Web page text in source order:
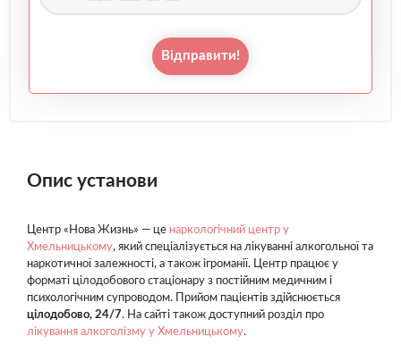
Відправити!
Опис установи
Центр «Нова Жизнь» — це наркологічний центр у
Хмельницькому, який спеціалізується на лікуванні алкогольної та
наркотичної залежності, а також ігроманії. Центр працює у
форматі цілодобового стаціонару з постійним медичним і
психологічним супроводом. Прийом пацієнтів здійснюється
цілодобово, 24/7. На сайті також доступний розділ про
лікування алкоголізму у Хмельницькому.